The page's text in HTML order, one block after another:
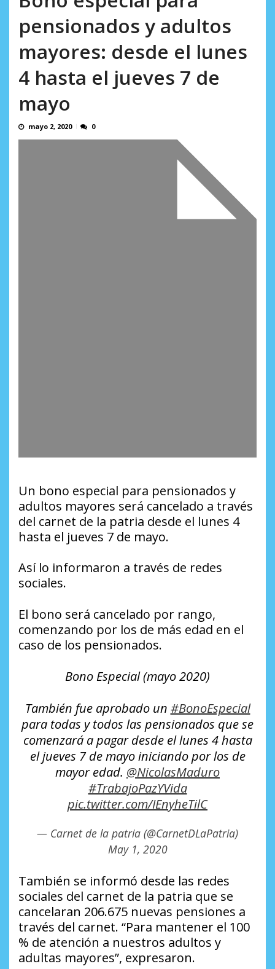
pensionados y adultos
mayores: desde el lunes
4 hasta el jueves 7 de
mayo
mayo 2, 2020 0
Un bono especial para pensionados y
adultos mayores será cancelado a través
del carnet de la patria desde el lunes 4
hasta el jueves 7 de mayo.
Así lo informaron a través de redes
sociales.
El bono será cancelado por rango,
comenzando por los de más edad en el
caso de los pensionados.
Bono Especial (mayo 2020)
También fue aprobado un #BonoEspecial
para todas y todos las pensionados que se
comenzará a pagar desde el lunes 4 hasta
el jueves 7 de mayo iniciando por los de
mayor edad. @NicolasMaduro
#TrabajoPazYVida
pic.twitter.com/IEnyheTilC
— Carnet de la patria (@CarnetDLaPatria)
May 1, 2020
También se informó desde las redes
sociales del carnet de la patria que se
cancelaran 206.675 nuevas pensiones a
través del carnet. “Para mantener el 100
% de atención a nuestros adultos y
adultas mayores”, expresaron.